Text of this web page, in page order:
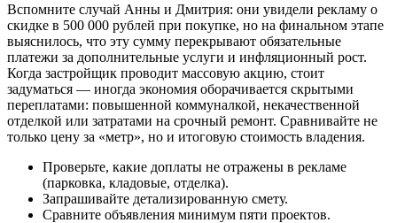
Вспомните случай Анны и Дмитрия: они увидели рекламу о
скидке в 500 000 рублей при покупке, но на финальном этапе
выяснилось, что эту сумму перекрывают обязательные
платежи за дополнительные услуги и инфляционный рост.
Когда застройщик проводит массовую акцию, стоит
задуматься — иногда экономия оборачивается скрытыми
переплатами: повышенной коммуналкой, некачественной
отделкой или затратами на срочный ремонт. Сравнивайте не
только цену за «метр», но и итоговую стоимость владения.
Проверьте, какие доплаты не отражены в рекламе
(парковка, кладовые, отделка).
Запрашивайте детализированную смету.
Сравните объявления минимум пяти проектов.